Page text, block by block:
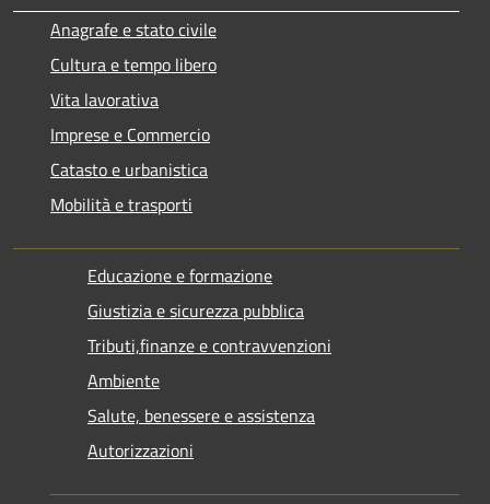
Anagrafe e stato civile
Cultura e tempo libero
Vita lavorativa
Imprese e Commercio
Catasto e urbanistica
Mobilità e trasporti
Educazione e formazione
Giustizia e sicurezza pubblica
Tributi,finanze e contravvenzioni
Ambiente
Salute, benessere e assistenza
Autorizzazioni